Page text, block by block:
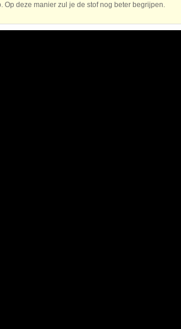
Op deze manier zul je de stof nog beter begrijpen.